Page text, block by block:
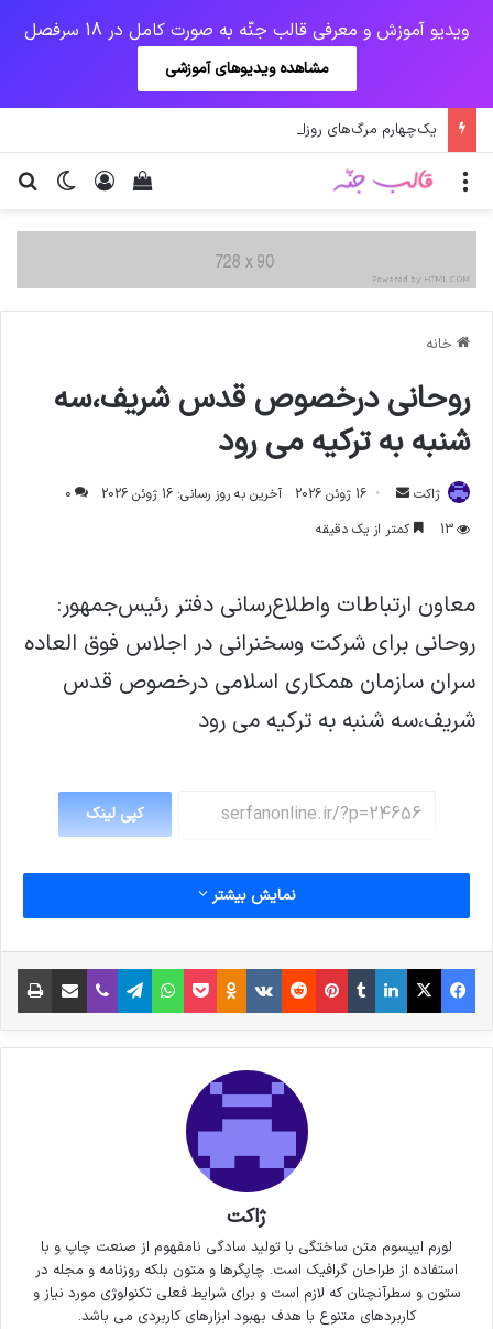
ویدیو آموزش و معرفی قالب جنّه به صورت کامل در 18 سرفصل
مشاهده ویدیوهای آموزشی
تغییر ورود
دیدن سبد خرید منو
خانه
روحانی درخصوص قدس شریف،سه
شنبه به ترکیه می رود
ژاکت
ارسال
ایمیل
16 ژوئن 2026 آخرین به روز رسانی: 16 ژوئن 2026
0
13
کمتر از یک دقیقه
معاون ارتباطات واطلاع‌رسانی دفتر رئیس‌جمهور:
روحانی برای شرکت وسخنرانی در اجلاس فوق العاده
سران سازمان همکاری اسلامی درخصوص قدس
شریف،سه شنبه به ترکیه می رود
کپی لینک
نمایش بیشتر
فیس بوک X لینکدین
‫تامبلر‫پین‌ترست
‫رددیت‫VKontakte
‫Odnoklassniki
پاکتواتس آپ تلگراموایبر اشتراک گذاری از طریق ایمیل
ژاکت
لورم ایپسوم متن ساختگی با تولید سادگی نامفهوم از صنعت چاپ و با
استفاده از طراحان گرافیک است. چاپگرها و متون بلکه روزنامه و مجله در
ستون و سطرآنچنان که لازم است و برای شرایط فعلی تکنولوژی مورد نیاز و
کاربردهای متنوع با هدف بهبود ابزارهای کاربردی می باشد.